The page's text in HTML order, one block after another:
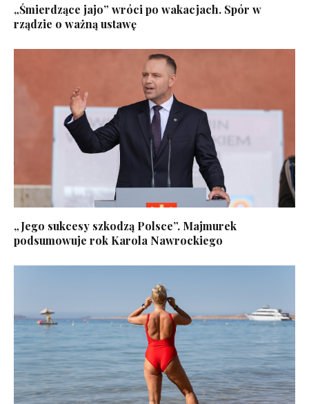
„Śmierdzące jajo” wróci po wakacjach. Spór w
rządzie o ważną ustawę
„Jego sukcesy szkodzą Polsce”. Majmurek
podsumowuje rok Karola Nawrockiego